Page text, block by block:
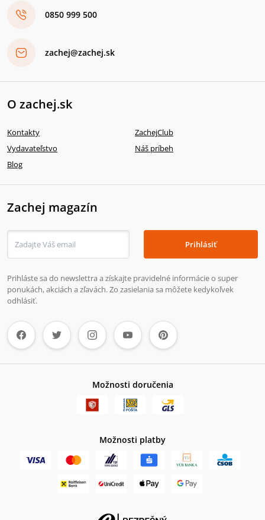
0850 999 500
zachej@zachej.sk
O zachej.sk
Kontakty
ZachejClub
Vydavateľstvo
Náš príbeh
Blog
Zachej magazín
Prihlásiť
Prihláste sa do newslettra a získajte pravidelné informácie o super
ponukách, akciách a zľavách. Zo zasielania sa môžete kedykoľvek
odhlásiť.
Možnosti doručenia
Možnosti platby